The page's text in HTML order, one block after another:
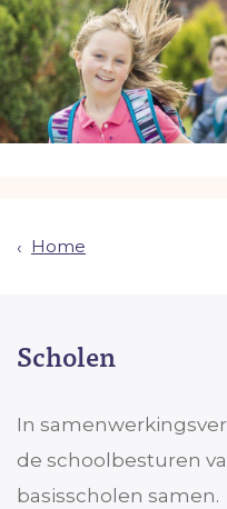
Home
Scholen
In
de schoolbesturen
basisscholen samen.